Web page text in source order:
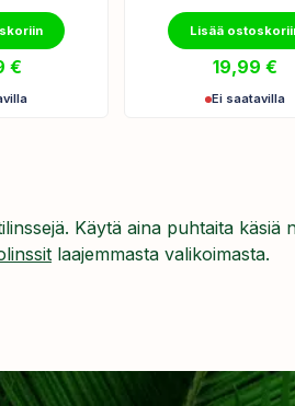
€
Lisää
19,99€
Ei saatavilla
Käytä aina puhtaita käsiä
laajemmasta valikoimasta.